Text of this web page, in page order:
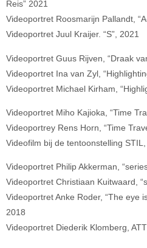
Reis” 2021
Videoportret Roosmarijn Pallandt,
Videoportret Juul Kraijer. “S”, 2021
Videoportret Guus Rijven, “Draak
Videoportret Ina van Zyl,
Videoportret Michael Kirham,
Videoportret Miho Kajioka, “Time
Videoportrey Rens Horn, “Time
Videofilm bij de tentoonstelling
Videoportret Philip Akkerman,
Videoportret Christiaan Kuitwaard,
Videoportret Anke Roder, “The eye
2018
Videoportret Diederik Klomberg,